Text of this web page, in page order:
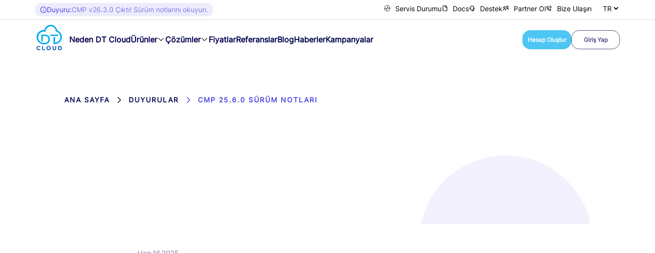
Duyuru:CMP v26.3.0 Çıktı! Sürüm notlarını okuyun. Servis Durumu Docs Destek Partner Ol Bize Ulaşın
Neden DT CloudÜrünler Çözümler FiyatlarReferanslarBlogHaberlerKampanyalar Hesap Oluştur Giriş Yap
ANA SAYFA DUYURULAR CMP 25.6.0 SÜRÜM NOTLARI